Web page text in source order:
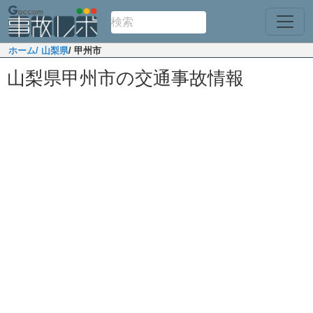
ホーム/ 山梨県/ 甲州市
山梨県甲州市の交通事故情報